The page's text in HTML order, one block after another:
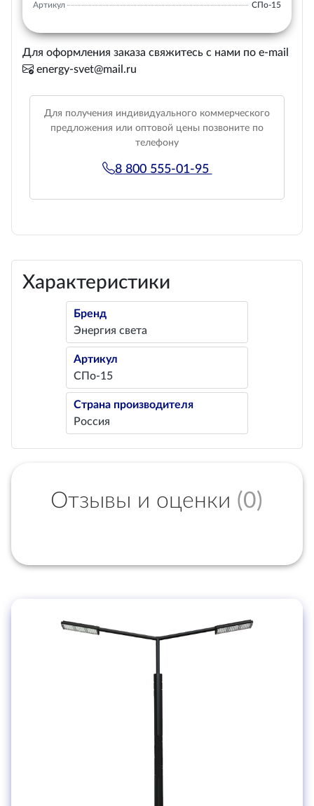
Артикул СПо-15
Для оформления заказа свяжитесь с нами по e-mail
energy-svet@mail.ru
Для получения индивидуального коммерческого
предложения или оптовой цены позвоните по
телефону
8 800 555-01-95
Характеристики
Бренд
Энергия света
Артикул
СПо-15
Страна производителя
Россия
Отзывы и оценки (0)